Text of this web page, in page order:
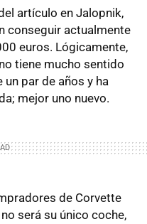
artículo en Jalopnik,
conseguir actualmente
euros. Lógicamente,
tiene mucho sentido
par de años y ha
mejor uno nuevo.
de Corvette
será su único coche,